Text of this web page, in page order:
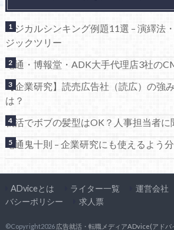
ロジカルシンキング例題11選 – 演繹法
ジックツリー
電通・博報堂・ADK大手代理店3社の
【企業研究】読売広告社（読広）の強
は？
就活でボブの髪型はOK？人事担当者に
電通鬼十則 – 企業研究にも使えるよう
ADviceとは ライター一覧 運営会社
バシーポリシー
求人票
©Copyright2026 広告就活・転職メディアADvice(アドバ